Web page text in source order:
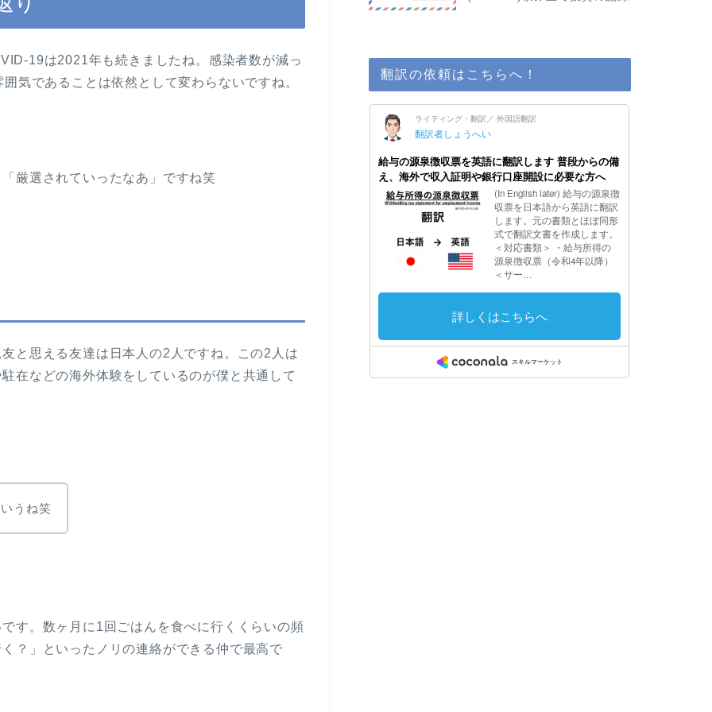
19は2021年も続きましたね。感染者数が減っ
気であることは依然として変わらないですね。
厳選されていったなあ」ですね笑
と思える友達は日本人の2人ですね。この2人は
在などの海外体験をしているのが僕と共通して
うね笑
す。数ヶ月に1回ごはんを食べに行くくらいの頻
？」といったノリの連絡ができる仲で最高で
翻訳の依頼はこちらへ！